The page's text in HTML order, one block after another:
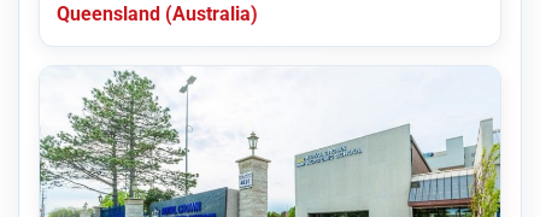
Queensland (Australia)